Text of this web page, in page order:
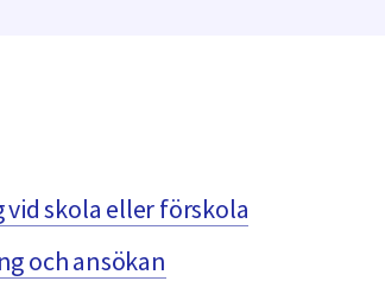
vid skola eller förskola
och ansökan